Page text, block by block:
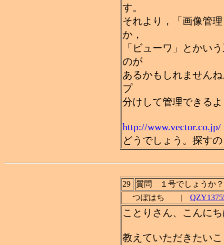
す。
それより，「画像管
か，
「ビューワ」とかい
のが
あるかもしれません
プ
分けして管理できる
http://www.vector.co.jp/
どうでしょう。探す
29
質問 １号でしょうか？
つぼはち |
ことりさん、こんに
教えていただきたい